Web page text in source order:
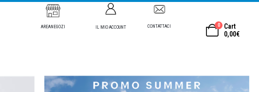
AREANEGOZI IL MIO ACCOUNT CONTATTACI 0
Cart
0,00€